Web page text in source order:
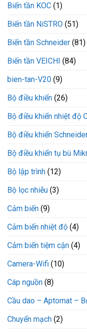
Biến tần KOC (1)
Biến tần NiSTRO (51)
Biến tần Schneider (81)
Biến tần VEICHI (84)
bien-tan-V20 (9)
Bộ điều khiển (26)
Bộ điều khiển nhiệt độ
Bộ điều khiển
Bộ điều khiển tụ bù
Bộ lập trình (12)
Bộ lọc nhiễu (3)
Cảm biến (9)
Cảm biến nhiệt độ (4)
Cảm biến tiệm cận (4)
Camera-Wifi (10)
Cáp nguồn (8)
Cầu dao – Aptomat –
Chuyển mạch (2)